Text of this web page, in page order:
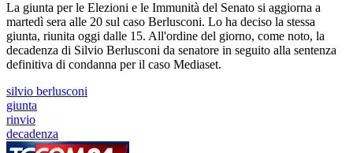
La giunta per le Elezioni e le Immunità del Senato si aggiorna a
martedì sera alle 20 sul caso Berlusconi. Lo ha deciso la stessa
giunta, riunita oggi dalle 15. All'ordine del giorno, come noto, la
decadenza di Silvio Berlusconi da senatore in seguito alla sentenza
definitiva di condanna per il caso Mediaset.
silvio berlusconi
giunta
rinvio
decadenza